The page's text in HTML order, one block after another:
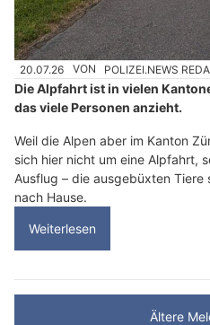
20.07.26 VON POLIZEI.NEWS
Die Alpfahrt ist in vielen
das viele Personen anzieht.
Weil die Alpen aber im Kanton
sich hier nicht um eine Alpfahrt,
Ausflug – die ausgebüxten Tiere
nach Hause.
Weiterlesen
Ältere